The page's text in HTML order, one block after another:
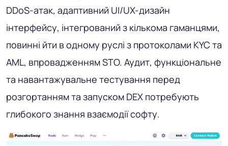
DDoS-атак, адаптивний UI/UX-дизайн
інтерфейсу, інтегрований з кількома гаманцями,
повинні йти в одному руслі з протоколами KYC та
AML, впровадженням STO. Аудит, функціональне
та навантажувальне тестування перед
розгортанням та запуском DEX потребують
глибокого знання взаємодії софту.